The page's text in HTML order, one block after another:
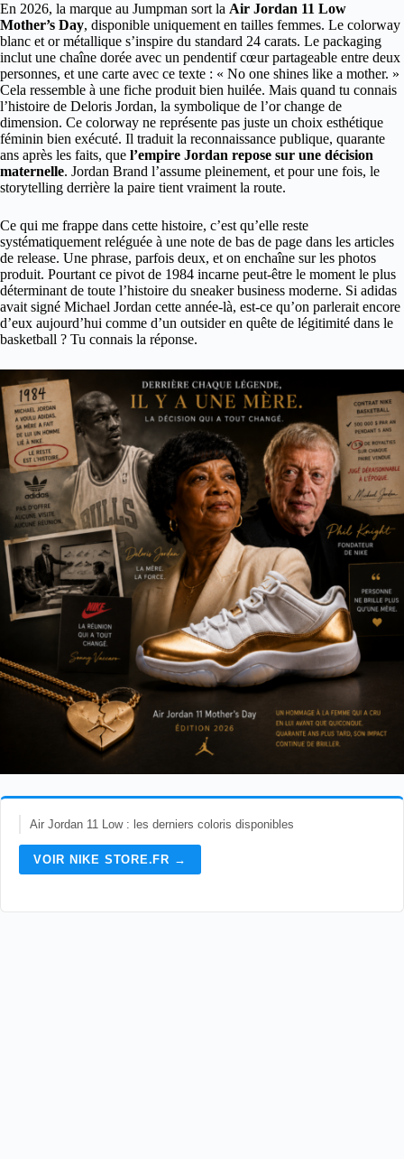
En 2026, la marque au Jumpman sort la Air Jordan 11 Low
Mother’s Day, disponible uniquement en tailles femmes. Le colorway
blanc et or métallique s’inspire du standard 24 carats. Le packaging
inclut une chaîne dorée avec un pendentif cœur partageable entre deux
personnes, et une carte avec ce texte : « No one shines like a mother. »
Cela ressemble à une fiche produit bien huilée. Mais quand tu connais
l’histoire de Deloris Jordan, la symbolique de l’or change de
dimension. Ce colorway ne représente pas juste un choix esthétique
féminin bien exécuté. Il traduit la reconnaissance publique, quarante
ans après les faits, que l’empire Jordan repose sur une décision
maternelle. Jordan Brand l’assume pleinement, et pour une fois, le
storytelling derrière la paire tient vraiment la route.
Ce qui me frappe dans cette histoire, c’est qu’elle reste
systématiquement reléguée à une note de bas de page dans les articles
de release. Une phrase, parfois deux, et on enchaîne sur les photos
produit. Pourtant ce pivot de 1984 incarne peut-être le moment le plus
déterminant de toute l’histoire du sneaker business moderne. Si adidas
avait signé Michael Jordan cette année-là, est-ce qu’on parlerait encore
d’eux aujourd’hui comme d’un outsider en quête de légitimité dans le
basketball ? Tu connais la réponse.
Air Jordan 11 Low : les derniers coloris disponibles
VOIR NIKE STORE.FR →